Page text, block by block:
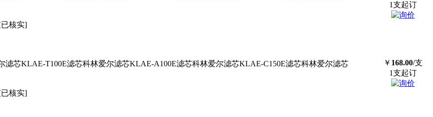
核实]
1支起订
滤芯KLAE-T100E滤芯科林爱尔滤芯KLAE-A100E滤芯科林爱尔滤芯KLAE-C150E滤芯科林爱尔滤芯
核实]
￥ 168.00/支
1支起订